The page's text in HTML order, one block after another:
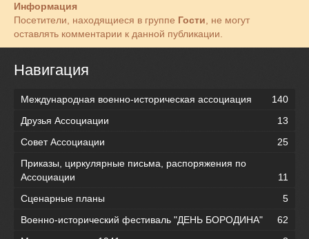
Информация
Посетители, находящиеся в группе Гости, не могут
оставлять комментарии к данной публикации.
Навигация
Международная военно-историческая ассоциация
140
Друзья Ассоциации
13
Совет Ассоциации
25
Приказы, циркулярные письма, распоряжения по
Ассоциации
11
Сценарные планы
5
Военно-исторический фестиваль "ДЕНЬ БОРОДИНА"
62